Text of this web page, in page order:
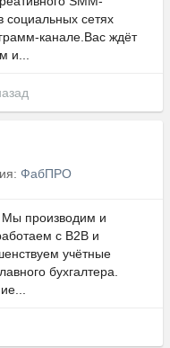
социальных сетях
канале.Вас ждёт
и...
ФабПРО
производим и
с B2B и
учётные
бухгалтера.